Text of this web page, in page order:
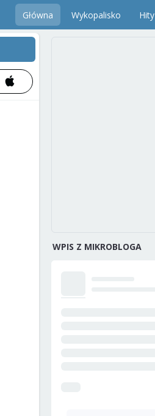
Główna Wykopalisko Hity
WPIS Z MIKROBLOGA